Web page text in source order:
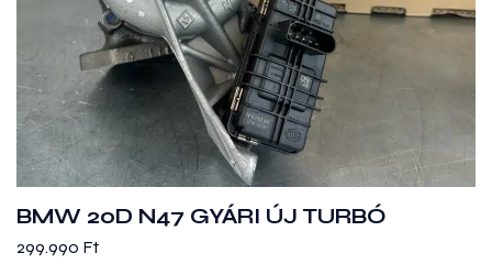
BMW 20D N47 GYÁRI ÚJ TURBÓ
299.990 Ft